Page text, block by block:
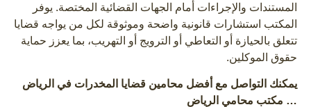
المستندات والإجراءات أمام الجهات القضائية المختصة. يوفر
المكتب استشارات قانونية واضحة وموثوقة لكل من يواجه قضايا
تتعلق بالحيازة أو التعاطي أو الترويج أو التهريب، بما يعزز حماية
حقوق الموكلين.
يمكنك التواصل مع أفضل محامين قضايا المخدرات في الرياض
… مكتب محامي الرياض